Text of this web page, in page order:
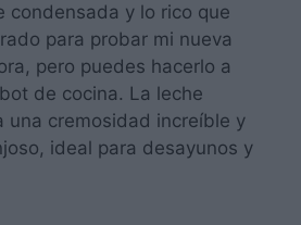
condensada y lo rico que
para probar mi nueva
pero puedes hacerlo a
de cocina. La leche
una cremosidad increíble y
ideal para desayunos y